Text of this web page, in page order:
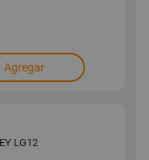
Agregar
LG12